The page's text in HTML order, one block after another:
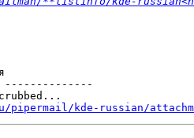
--------------
kde-russian/